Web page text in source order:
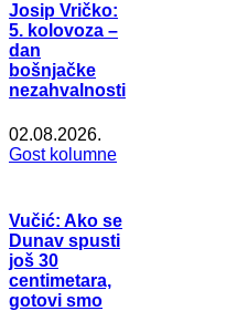
Josip Vričko:
5. kolovoza –
dan
bošnjačke
nezahvalnosti
02.08.2026.
Gost kolumne
Vučić: Ako se
Dunav spusti
još 30
centimetara,
gotovi smo